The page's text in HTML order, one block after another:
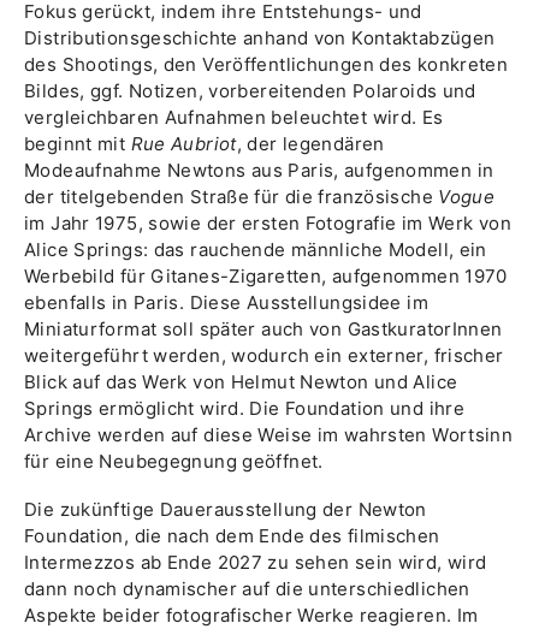
Fokus gerückt, indem ihre Entstehungs- und
Distributionsgeschichte anhand von Kontaktabzügen
des Shootings, den Veröffentlichungen des konkreten
Bildes, ggf. Notizen, vorbereitenden Polaroids und
vergleichbaren Aufnahmen beleuchtet wird. Es
beginnt mit Rue Aubriot, der legendären
Modeaufnahme Newtons aus Paris, aufgenommen in
der titelgebenden Straße für die französische Vogue
im Jahr 1975, sowie der ersten Fotografie im Werk von
Alice Springs: das rauchende männliche Modell, ein
Werbebild für Gitanes-Zigaretten, aufgenommen 1970
ebenfalls in Paris. Diese Ausstellungsidee im
Miniaturformat soll später auch von GastkuratorInnen
weitergeführt werden, wodurch ein externer, frischer
Blick auf das Werk von Helmut Newton und Alice
Springs ermöglicht wird. Die Foundation und ihre
Archive werden auf diese Weise im wahrsten Wortsinn
für eine Neubegegnung geöffnet.
Die zukünftige Dauerausstellung der Newton
Foundation, die nach dem Ende des filmischen
Intermezzos ab Ende 2027 zu sehen sein wird, wird
dann noch dynamischer auf die unterschiedlichen
Aspekte beider fotografischer Werke reagieren. Im